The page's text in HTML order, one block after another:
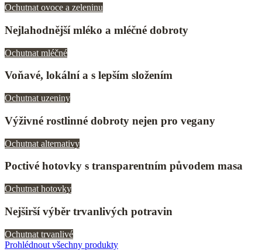
Ochutnat ovoce a zeleninu
Nejlahodnější mléko a mléčné dobroty
Ochutnat mléčné
Voňavé, lokální a s lepším složením
Ochutnat uzeniny
Výživné rostlinné dobroty nejen pro vegany
Ochutnat alternativy
Poctivé hotovky s transparentním původem masa
Ochutnat hotovky
Nejširší výběr trvanlivých potravin
Ochutnat trvanlivé
Prohlédnout všechny produkty